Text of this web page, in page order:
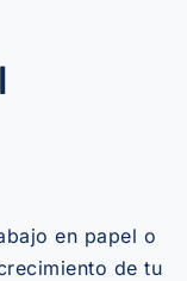
en papel o
de tu